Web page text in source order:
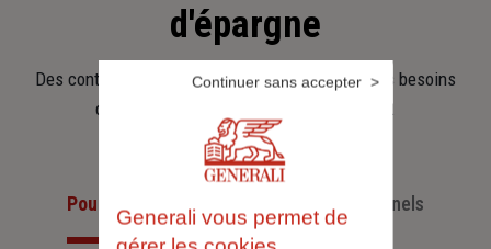
d'épargne
Des contrats clairs et flexibles pour sécuriser vos besoins
d’aujourd’hui et anticiper ceux de demain.
Pour les particuliers Pour les professionnels
Generali vous permet de
Continuer sans accepter